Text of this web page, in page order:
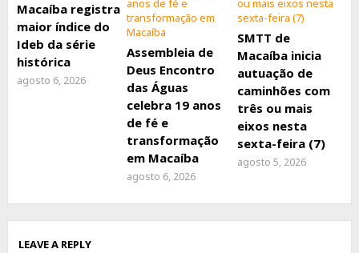
Macaíba registra
maior índice do
Ideb da série
histórica
agosto 6, 2026
Assembleia de
Deus Encontro
das Águas
celebra 19 anos
de fé e
transformação
em Macaíba
agosto 6, 2026
SMTT de
Macaíba inicia
autuação de
caminhões com
três ou mais
eixos nesta
sexta-feira (7)
agosto 5, 2026
LEAVE A REPLY